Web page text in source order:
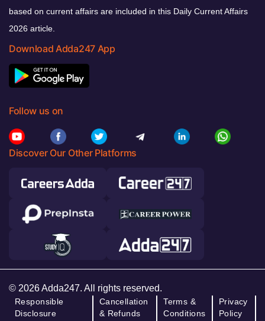
based on current affairs are included in this Daily Current Affairs
2026 article.
Download Adda247 App
Follow us on
Discover Our Other Platforms
© 2026 Adda247. All rights reserved.
Responsible
Disclosure
Cancellation
& Refunds
Terms &
Conditions
Privacy
Policy